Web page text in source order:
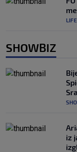
SHOWBIZ
iz